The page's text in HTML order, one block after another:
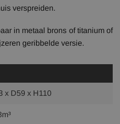
verspreiden.
in metaal brons of titanium of
geribbelde versie.
x D59 x H110